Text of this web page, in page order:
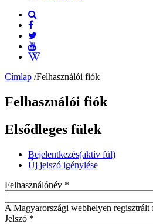
Címlap /Felhasználói fiók
Felhasználói fiók
Elsődleges fülek
Bejelentkezés(aktív fül)
Új jelszó igénylése
Felhasználónév *
A Magyarországi webhelyen regisztrált
Jelszó *